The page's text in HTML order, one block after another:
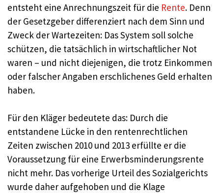
entsteht eine Anrechnungszeit für die Rente. Denn
der Gesetzgeber differenziert nach dem Sinn und
Zweck der Wartezeiten: Das System soll solche
schützen, die tatsächlich in wirtschaftlicher Not
waren – und nicht diejenigen, die trotz Einkommen
oder falscher Angaben erschlichenes Geld erhalten
haben.
Für den Kläger bedeutete das: Durch die
entstandene Lücke in den rentenrechtlichen
Zeiten zwischen 2010 und 2013 erfüllte er die
Voraussetzung für eine Erwerbsminderungsrente
nicht mehr. Das vorherige Urteil des Sozialgerichts
wurde daher aufgehoben und die Klage